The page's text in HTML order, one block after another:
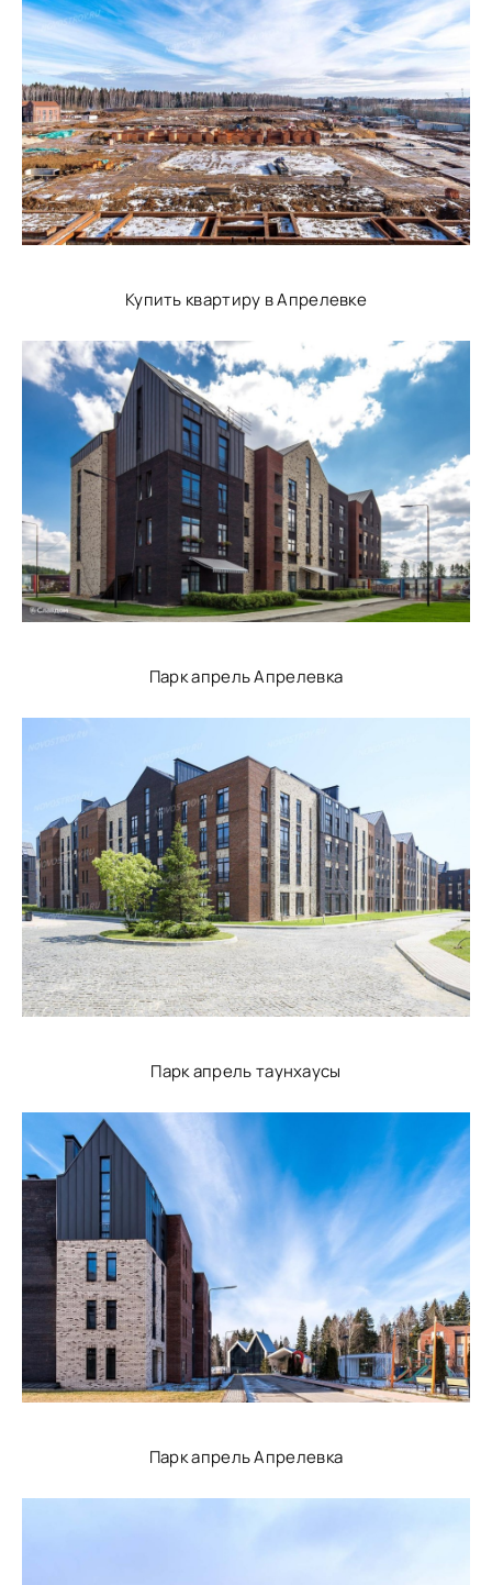
Купить квартиру в Апрелевке
Парк апрель Апрелевка
Парк апрель таунхаусы
Парк апрель Апрелевка